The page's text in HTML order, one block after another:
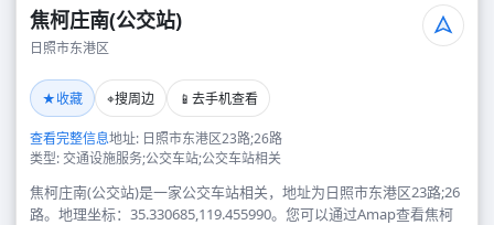
焦柯庄南(公交站)
日照市东港区
★收藏 ⌖搜周边 📱 去手机查看
查看完整信息地址: 日照市东港区23路;26路
类型: 交通设施服务;公交车站;公交车站相关
焦柯庄南(公交站)是一家公交车站相关，地址为日照市东港区23路;26
路。地理坐标：35.330685,119.455990。您可以通过Amap查看焦柯